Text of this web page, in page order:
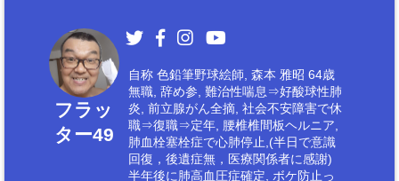
フラッ
ター49
自称 色鉛筆野球絵師, 森本 雅昭 64歳
無職, 辞め参, 難治性喘息⇒好酸球性肺
炎, 前立腺がん全摘, 社会不安障害で休
職⇒復職⇒定年, 腰椎椎間板ヘルニア,
肺血栓塞栓症で心肺停止,(半日で意識
回復，後遺症無，医療関係者に感謝)
半年後に肺高血圧症確定, ボケ防止っ